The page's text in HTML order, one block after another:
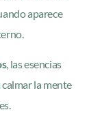
aparece
, las esencias
calmar la mente